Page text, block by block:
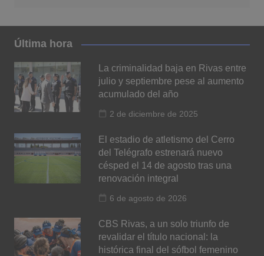
Última hora
La criminalidad baja en Rivas entre
julio y septiembre pese al aumento
acumulado del año
2 de diciembre de 2025
El estadio de atletismo del Cerro
del Telégrafo estrenará nuevo
césped el 14 de agosto tras una
renovación integral
6 de agosto de 2026
CBS Rivas, a un solo triunfo de
revalidar el título nacional: la
histórica final del sófbol femenino